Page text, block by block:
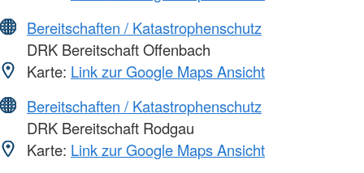
Bereitschaften / Katastrophenschutz
DRK Bereitschaft Offenbach
Karte: Link zur Google Maps Ansicht
Bereitschaften / Katastrophenschutz
DRK Bereitschaft Rodgau
Karte: Link zur Google Maps Ansicht